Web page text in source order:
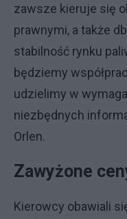
zawsze kieruje się
prawnymi, a także
stabilność rynku
będziemy
udzielimy w
niezbędnych
Orlen.
Zawyżone
Kierowcy obawiali